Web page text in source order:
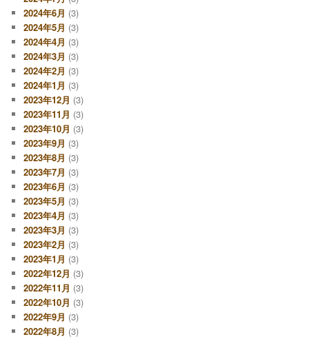
2024年6月 (3)
2024年5月 (3)
2024年4月 (3)
2024年3月 (3)
2024年2月 (3)
2024年1月 (3)
2023年12月 (3)
2023年11月 (3)
2023年10月 (3)
2023年9月 (3)
2023年8月 (3)
2023年7月 (3)
2023年6月 (3)
2023年5月 (3)
2023年4月 (3)
2023年3月 (3)
2023年2月 (3)
2023年1月 (3)
2022年12月 (3)
2022年11月 (3)
2022年10月 (3)
2022年9月 (3)
2022年8月 (3)